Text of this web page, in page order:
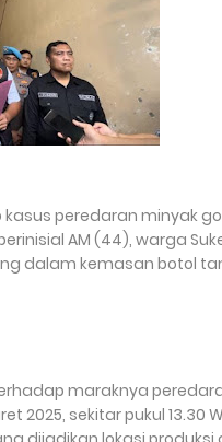
kasus peredaran minyak
AM (44), warga
dalam kemasan botol
maraknya
2025, sekitar pukul 13.30